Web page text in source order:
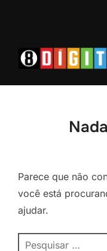
conteúdo
Parece que não
você está
ajudar.
Pesquisar